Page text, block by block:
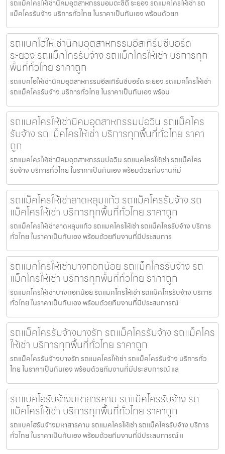
รถแม็คโครให้เช่านิคมอุตสาหกรรมอมตะซิตี้ ระยอง รถแมคโครให้เช่า รถ
แม็คโครรับจ้าง บริการทั่วไทย ในราคาเป็นกันเอง พร้อมด้วยท
รถแบคโฮให้เช่านิคมอุตสาหกรรมอีสเทิร์นซีบอร์ด
ระยอง รถแม็คโครรับจ้าง รถแม็คโครให้เช่า บริการทุก
พื้นที่ทั่วไทย ราคาถูก
รถแบคโฮให้เช่านิคมอุตสาหกรรมอีสเทิร์นซีบอร์ด ระยอง รถแมคโครให้เช่า
รถแม็คโครรับจ้าง บริการทั่วไทย ในราคาเป็นกันเอง พร้อม
รถแมคโครให้เช่านิคมอุตสาหกรรมบ่อวิน รถแม็คโคร
รับจ้าง รถแม็คโครให้เช่า บริการทุกพื้นที่ทั่วไทย ราคา
ถูก
รถแมคโครให้เช่านิคมอุตสาหกรรมบ่อวิน รถแมคโครให้เช่า รถแม็คโคร
รับจ้าง บริการทั่วไทย ในราคาเป็นกันเอง พร้อมด้วยทีมงานที่มี
รถแม็คโครให้เช่าลาดหลุมแก้ว รถแม็คโครรับจ้าง รถ
แม็คโครให้เช่า บริการทุกพื้นที่ทั่วไทย ราคาถูก
รถแม็คโครให้เช่าลาดหลุมแก้ว รถแมคโครให้เช่า รถแม็คโครรับจ้าง บริการ
ทั่วไทย ในราคาเป็นกันเอง พร้อมด้วยทีมงานที่มีประสบการ
รถแมคโครให้เช่าบางกอกน้อย รถแม็คโครรับจ้าง รถ
แม็คโครให้เช่า บริการทุกพื้นที่ทั่วไทย ราคาถูก
รถแมคโครให้เช่าบางกอกน้อย รถแมคโครให้เช่า รถแม็คโครรับจ้าง บริการ
ทั่วไทย ในราคาเป็นกันเอง พร้อมด้วยทีมงานที่มีประสบการณ์
รถแม็คโครรับจ้างบางรัก รถแม็คโครรับจ้าง รถแม็คโคร
ให้เช่า บริการทุกพื้นที่ทั่วไทย ราคาถูก
รถแม็คโครรับจ้างบางรัก รถแมคโครให้เช่า รถแม็คโครรับจ้าง บริการทั่ว
ไทย ในราคาเป็นกันเอง พร้อมด้วยทีมงานที่มีประสบการณ์ แล
รถแบคโฮรับจ้างมหาสารคาม รถแม็คโครรับจ้าง รถ
แม็คโครให้เช่า บริการทุกพื้นที่ทั่วไทย ราคาถูก
รถแบคโฮรับจ้างมหาสารคาม รถแมคโครให้เช่า รถแม็คโครรับจ้าง บริการ
ทั่วไทย ในราคาเป็นกันเอง พร้อมด้วยทีมงานที่มีประสบการณ์ แ